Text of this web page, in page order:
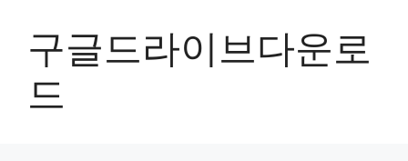
구글드라이브다운로
드